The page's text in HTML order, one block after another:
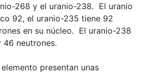
268 y el uranio-238. El uranio
92, el uranio-235 tiene 92
en su núcleo. El uranio-238
neutrones.
presentan unas